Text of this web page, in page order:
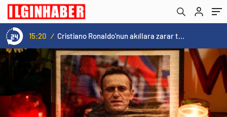
15:20 / Cristiano Ronaldo’nun akıllara zarar tüm kariyerinin istatistiğini çıkardık !